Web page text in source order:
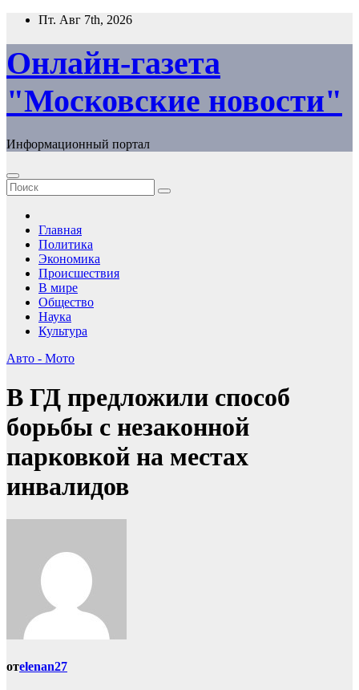
Перейти
содержимому
Пт. Авг 7th, 2026
Онлайн-газета
"Московские новости"
Информационный портал
Главная
Политика
Экономика
Происшествия
В мире
Общество
Наука
Культура
Авто - Мото
В ГД предложили способ
борьбы с незаконной
парковкой на местах
инвалидов
отelenan27